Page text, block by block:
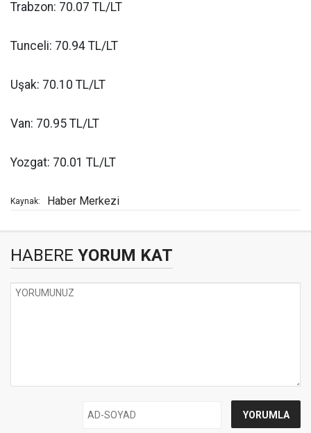
Trabzon: 70.07 TL/LT
Tunceli: 70.94 TL/LT
Uşak: 70.10 TL/LT
Van: 70.95 TL/LT
Yozgat: 70.01 TL/LT
Kaynak: Haber Merkezi
HABERE YORUM KAT